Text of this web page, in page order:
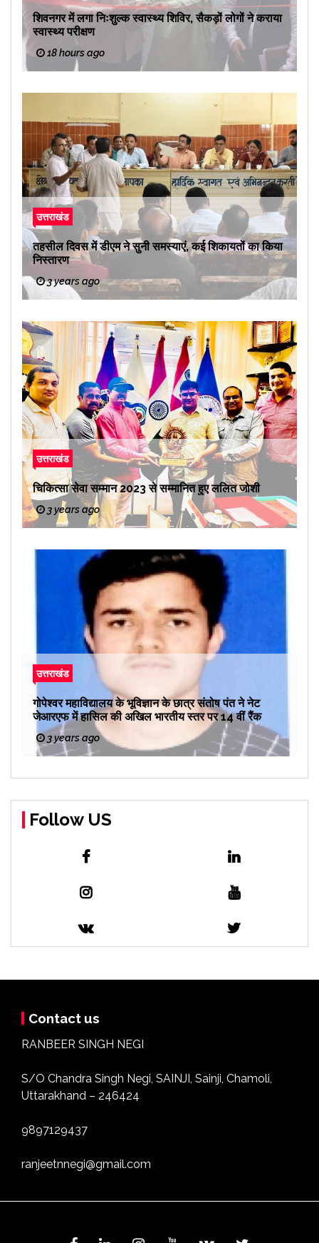
शिवनगर में लगा निःशुल्क स्वास्थ्य शिविर, सैकड़ों लोगों ने कराया
स्वास्थ्य परीक्षण
18 hours ago
उत्तराखंड
तहसील दिवस में डीएम ने सुनी समस्याएं, कई शिकायतों का किया
निस्तारण
3 years ago
उत्तराखंड
चिकित्सा सेवा सम्मान 2023 से सम्मानित हुए ललित जोशी
3 years ago
उत्तराखंड
गोपेश्वर महाविद्यालय के भूविज्ञान के छात्र संतोष पंत ने नेट
जेआरएफ में हासिल की अखिल भारतीय स्तर पर 14 वीं रैंक
3 years ago
Follow US
Contact us
RANBEER SINGH NEGI
S/O Chandra Singh Negi, SAINJI, Sainji, Chamoli,
Uttarakhand – 246424
9897129437
ranjeetnnegi@gmail.com